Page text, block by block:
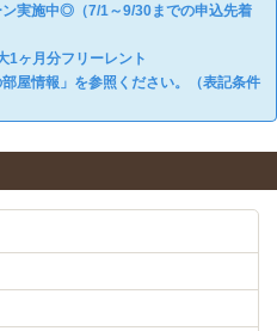
実施中◎（7/1～9/30までの申込先着
1ヶ月分フリーレント
屋情報」を参照ください。（表記条件